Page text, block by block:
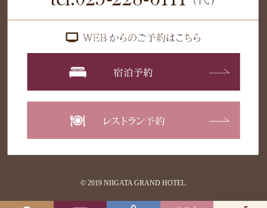
© 2019 NIIGATA GRAND HOTEL.